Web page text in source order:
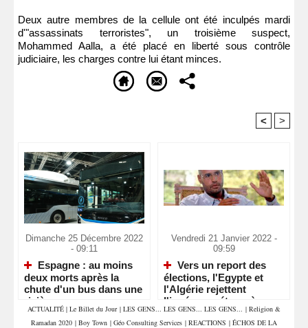
Deux autre membres de la cellule ont été inculpés mardi
d'"assassinats terroristes", un troisième suspect,
Mohammed Aalla, a été placé en liberté sous contrôle
judiciaire, les charges contre lui étant minces.
< >
Dimanche 25 Décembre 2022
- 09:11
Espagne : au moins
deux morts après la
chute d'un bus dans une
rivière
Vendredi 21 Janvier 2022 -
09:59
Vers un report des
élections, l'Egypte et
l'Algérie rejettent
l'ingérence étrangère en
Libye
ACTUALITÉ | Le Billet du Jour | LES GENS... LES GENS... LES GENS... | Religion &
Ramadan 2020 | Boy Town | Géo Consulting Services | REACTIONS | ÉCHOS DE LA